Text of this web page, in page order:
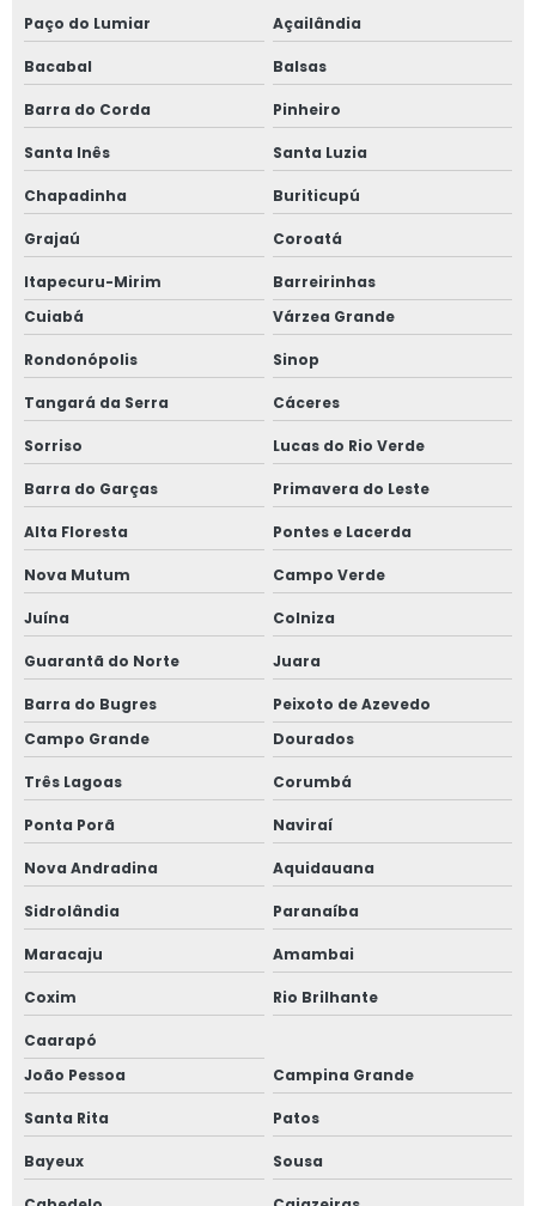
Paço do Lumiar Açailândia
Bacabal Balsas
Barra do Corda Pinheiro
Santa Inês Santa Luzia
Chapadinha Buriticupú
Grajaú Coroatá
Itapecuru-Mirim
Barreirinhas
Cuiabá
Várzea Grande
Rondonópolis Sinop
Tangará da Serra Cáceres
Sorriso Lucas do Rio Verde
Barra do Garças Primavera do Leste
Alta Floresta Pontes e Lacerda
Nova Mutum Campo Verde
Juína Colniza
Guarantã do Norte Juara
Barra do Bugres
Peixoto de Azevedo
Campo Grande
Dourados
Três Lagoas Corumbá
Ponta Porã Naviraí
Nova Andradina Aquidauana
Sidrolândia Paranaíba
Maracaju Amambai
Coxim Rio Brilhante
Caarapó
João Pessoa
Campina Grande
Santa Rita Patos
Bayeux Sousa